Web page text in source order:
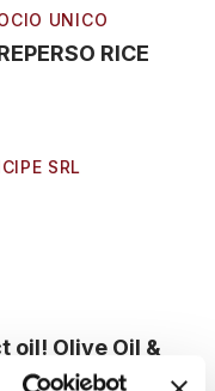
UNICO
RICE
SRL
oil! Olive Oil &